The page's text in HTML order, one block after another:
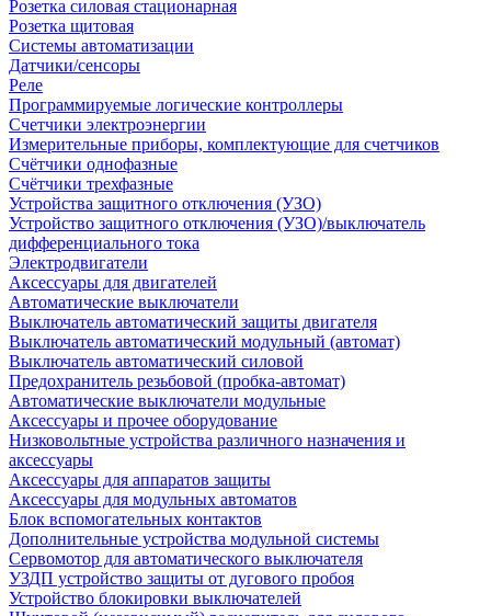
Розетка силовая стационарная
Розетка щитовая
Системы автоматизации
Датчики/сенсоры
Реле
Программируемые логические контроллеры
Счетчики электроэнергии
Измерительные приборы, комплектующие для счетчиков
Счётчики однофазные
Счётчики трехфазные
Устройства защитного отключения (УЗО)
Устройство защитного отключения (УЗО)/выключатель
дифференциального тока
Электродвигатели
Аксессуары для двигателей
Автоматические выключатели
Выключатель автоматический защиты двигателя
Выключатель автоматический модульный (автомат)
Выключатель автоматический силовой
Предохранитель резьбовой (пробка-автомат)
Автоматические выключатели модульные
Аксессуары и прочее оборудование
Низковольтные устройства различного назначения и
аксессуары
Аксессуары для аппаратов защиты
Аксессуары для модульных автоматов
Блок вспомогательных контактов
Дополнительные устройства модульной системы
Сервомотор для автоматического выключателя
УЗДП устройство защиты от дугового пробоя
Устройство блокировки выключателей